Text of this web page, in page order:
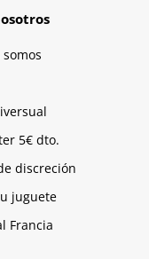
5€ dto.
discreción
juguete
Francia